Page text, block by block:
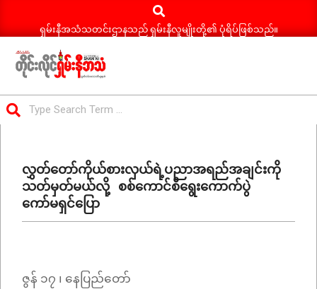
Search
ရှမ်းနီအသံသတင်းဌာနသည် ရှမ်းနီလူမျိုးတို့၏ ပုံရိပ်ဖြစ်သည်။
ရှမ်း
နီ
သတင်း
Menuလွှတ်တော်ကိုယ်စားလှယ်ရဲ့ပညာအရည်အချင်းကို
သတ်မှတ်မယ်လို့ စစ်ကောင်စီရွေးကောက်ပွဲ
ကော်မရှင်ပြော
ဇွန် ၁၇ ၊ နေပြည်တော်